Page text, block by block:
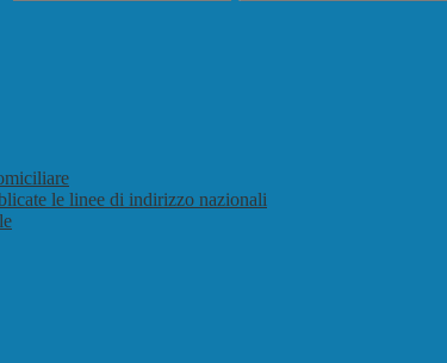
le linee di indirizzo nazionali